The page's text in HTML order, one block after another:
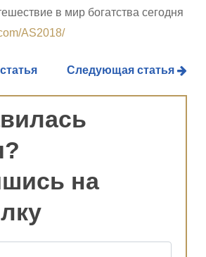
в мир богатства сегодня
AS2018/
Следующая статья
на